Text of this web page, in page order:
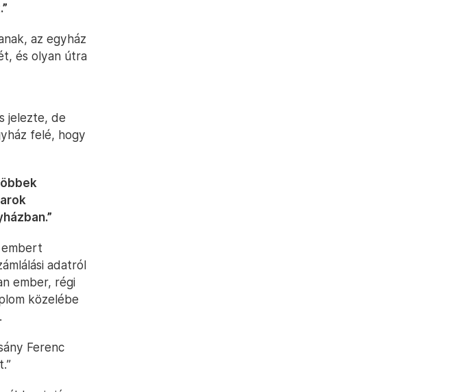
az egyház
és olyan útra
jelezte, de
felé, hogy
embert
adatról
ember, régi
közelébe
Ferenc